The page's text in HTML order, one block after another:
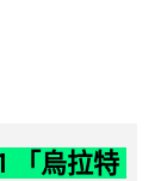
「烏拉特